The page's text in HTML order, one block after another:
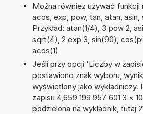
Można również używać
acos, exp, pow, tan, atan, asin,
Przykład: atan(1/4), 3 pow 2,
sqrt(4), 2 exp 3, sin(90),
acos(1)
Jeśli przy opcji 'Liczby w
postawiono znak wyboru,
wyświetlony jako wykładniczy.
zapisu 4,659 199 957 601 3 × 10
podzielona na wykładnik, tutaj